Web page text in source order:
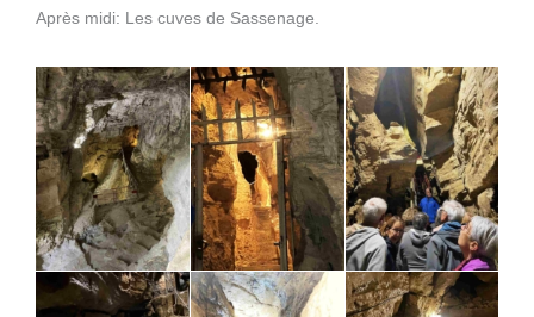
Après midi: Les cuves de Sassenage.